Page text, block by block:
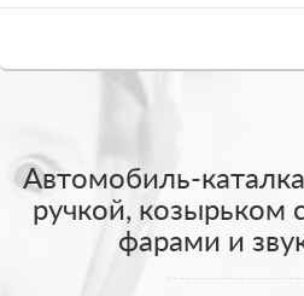
Автомобиль-
ручкой, козырьком
фарами и